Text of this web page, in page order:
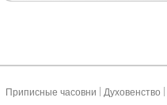
Приписные часовни Духовенство